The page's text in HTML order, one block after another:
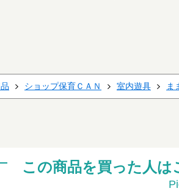
ショップ保育ＣＡＮ 室内遊具 ま
この商品を買った人